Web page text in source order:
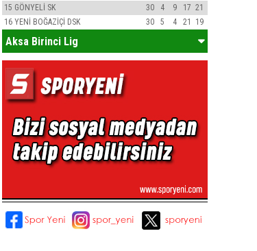
15 GÖNYELİ SK 30 4 9 17 21
16 YENİ BOĞAZİÇİ DSK 30 5 4 21 19
Aksa Birinci Lig